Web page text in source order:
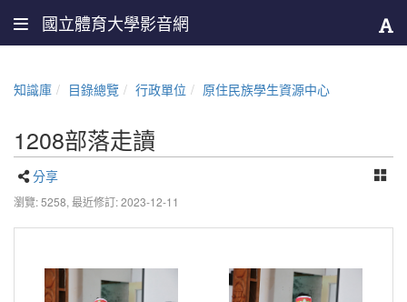
國立體育大學影音網
知識庫 目錄總覽 行政單位 原住民族學生資源中心
1208部落走讀
分享
瀏覽: 5258, 最近修訂: 2023-12-11